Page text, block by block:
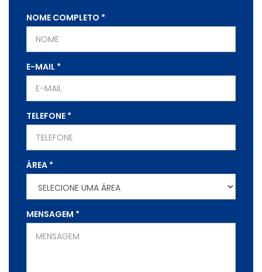
NOME COMPLETO *
E-MAIL *
TELEFONE *
ÁREA *
MENSAGEM *